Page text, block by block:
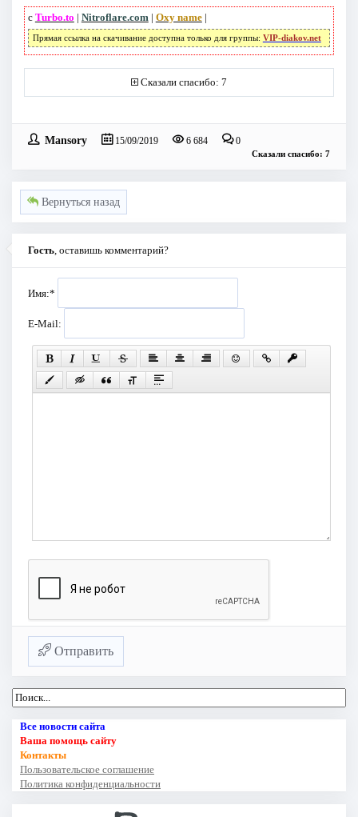
с Turbo.to | Nitroflare.com| Oxy name|
Прямая ссылка на скачивание доступна только для группы: VIP-diakov.net
Сказали спасибо: 7
Mansory 15/09/2019 6 684 0
Сказали спасибо: 7
Вернуться назад
Гость, оставишь комментарий?
Имя:*
E-Mail:
Отправить
Все новости сайта
Ваша помощь сайту
Контакты
Пользовательское соглашение
Политика конфиденциальности